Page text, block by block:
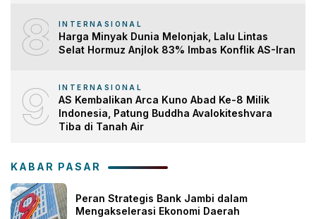
8 INTERNASIONAL
Harga Minyak Dunia Melonjak, Lalu Lintas
Selat Hormuz Anjlok 83% Imbas Konflik AS-Iran
9 INTERNASIONAL
AS Kembalikan Arca Kuno Abad Ke-8 Milik
Indonesia, Patung Buddha Avalokiteshvara
Tiba di Tanah Air
KABAR PASAR
Peran Strategis Bank Jambi dalam
Mengakselerasi Ekonomi Daerah